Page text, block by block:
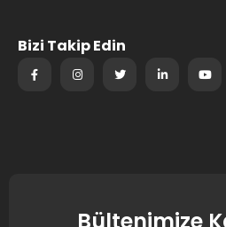
Bizi Takip Edin